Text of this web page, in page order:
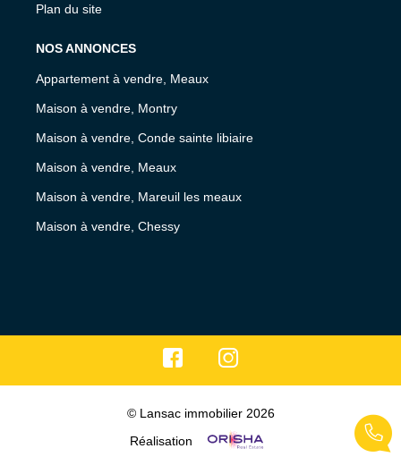
Plan du site
NOS ANNONCES
Appartement à vendre, Meaux
Maison à vendre, Montry
Maison à vendre, Conde sainte libiaire
Maison à vendre, Meaux
Maison à vendre, Mareuil les meaux
Maison à vendre, Chessy
© Lansac immobilier 2026
Réalisation